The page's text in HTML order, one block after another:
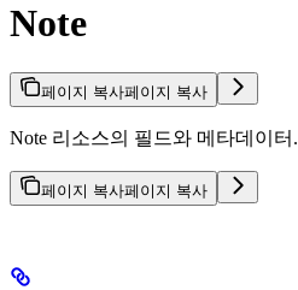
Note
페이지 복사페이지 복사
Note 리소스의 필드와 메타데이터.
페이지 복사페이지 복사